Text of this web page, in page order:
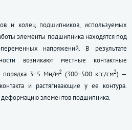
и колец подшипников, используемых
элементы подшипника находятся под
напряжений. В результате
возникают местные контактные
порядка 3−5 Мн/м2 (300−500 кгс/см2) —
и растягивающие у ее контура.
элементов подшипника.